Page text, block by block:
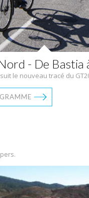
- De Bastia
le nouveau tracé du